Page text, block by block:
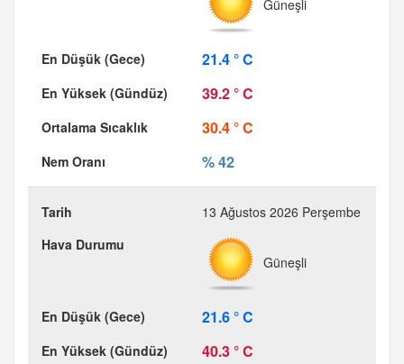
Güneşli
21.4 ° C
39.2 ° C
30.4 ° C
% 42
13 Ağustos 2026 Perşembe
Güneşli
21.6 ° C
40.3 ° C